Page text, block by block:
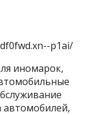
p1ai/
иномарок,